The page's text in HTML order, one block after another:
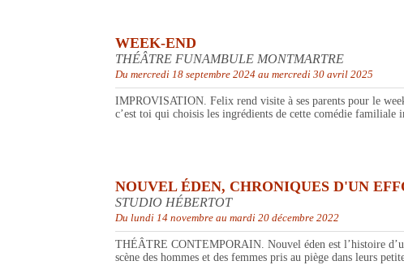
WEEK-END
THÉÂTRE FUNAMBULE MONTMARTRE
Du mercredi 18 septembre 2024 au mercredi 30 avril 2025
IMPROVISATION. Felix rend visite à ses parents pour le
c’est toi qui choisis les ingrédients de cette comédie familiale
NOUVEL ÉDEN, CHRONIQUES D'UN
STUDIO HÉBERTOT
Du lundi 14 novembre au mardi 20 décembre 2022
THÉÂTRE CONTEMPORAIN. Nouvel éden est l’histoire
scène des hommes et des femmes pris au piège dans leurs